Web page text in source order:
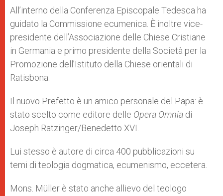
All’interno della Conferenza Episcopale Tedesca ha
guidato la Commissione ecumenica. È inoltre vice-
presidente dell’Associazione delle Chiese Cristiane
in Germania e primo presidente della Società per la
Promozione dell’Istituto della Chiese orientali di
Ratisbona.
Il nuovo Prefetto è un amico personale del Papa: è
stato scelto come editore delle Opera Omnia di
Joseph Ratzinger/Benedetto XVI.
Lui stesso è autore di circa 400 pubblicazioni su
temi di teologia dogmatica, ecumenismo, eccetera.
Mons. Müller è stato anche allievo del teologo